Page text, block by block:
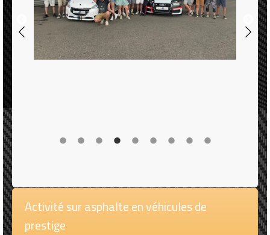
Activité sur asphalte en véhicules de
prestige